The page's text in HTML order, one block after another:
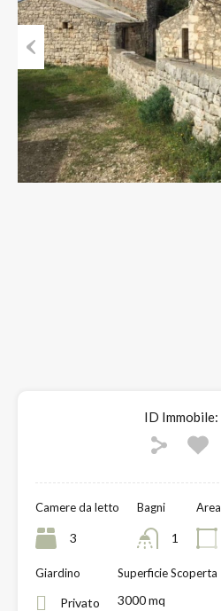
Previous
ID Immobile:
Camere da letto
3
Bagni
1
Area
Giardino
Privato
Superficie Scoperta
3000 mq